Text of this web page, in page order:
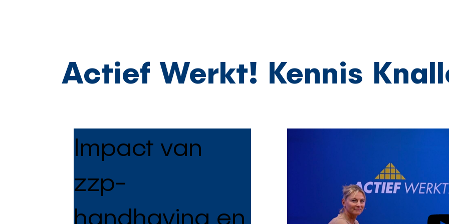
Actief Werkt! Kennis
Impact van
zzp-
handhaving en